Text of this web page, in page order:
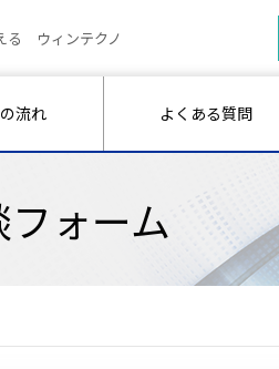
る ウィンテクノ
流れ よくある質問
ォーム